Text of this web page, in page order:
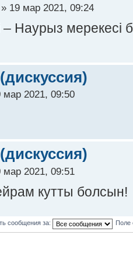
19 мар 2021, 09:24
Наурыз мерекесі
мар 2021, 09:50
мар 2021, 09:51
кутты болсын!
сообщения за: Поле